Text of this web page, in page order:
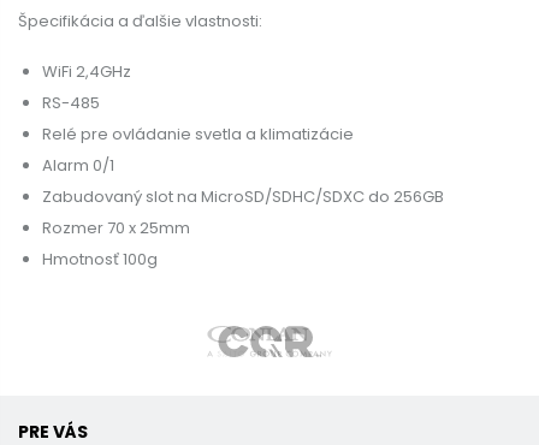
Špecifikácia a ďalšie vlastnosti:
WiFi 2,4GHz
RS-485
Relé pre ovládanie svetla a klimatizácie
Alarm 0/1
Zabudovaný slot na MicroSD/SDHC/SDXC do 256GB
Rozmer 70 x 25mm
Hmotnosť 100g
PRE VÁS